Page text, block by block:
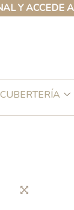
A
CUBERTERÍA